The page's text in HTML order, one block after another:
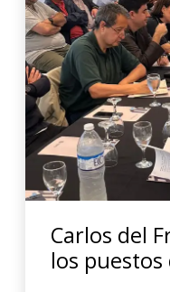
Carlos del
los